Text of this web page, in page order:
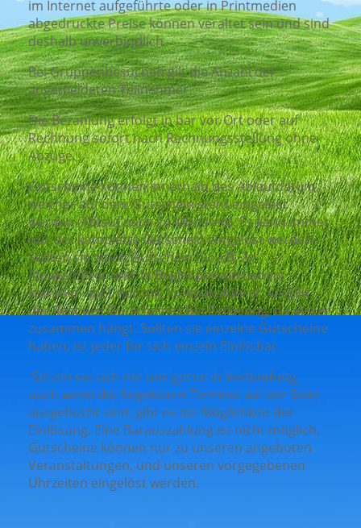
im Internet aufgeführte oder in Printmedien
abgedruckte Preise können veraltet sein und sind
deshalb unverbindlich
Bei Gruppenbesuchen gilt die Anzahl der
angemeldeten Teilnehmer
Die Bezahlung erfolgt in bar vor Ort oder auf
Rechnung sofort nach Rechnungsstellung ohne
Abzüge.
Gutscheine können innerhalb des Ablaufdatum,
welcher auf dem Gutschein steht eingelöst
werden (Ablauf nach 24 Monaten). Es kann immer
nur der komplette Gutschein eingelöst werden.
Sollten sie einen Gutschein für z.B. 2x
Alpakaführer und 1x Begleitperson haben,
kommen aber nur mit 1x Alpakaführer, verfällt
der Rest des Gutscheines bei Einlösung, da dieser
zusammen hängt. Sollten sie einzelne Gutscheine
haben, ist jeder für sich einzeln Einlösbar.
Setzen sie sich mit uns gerne in Verbindung,
auch wenn die Angeboten Termine auf der Seite
ausgebucht sind, gibt es die Möglichkeit der
Einlösung. Eine Barauszahlung ist nicht möglich.
Gutscheine können nur zu unseren angeboten
Veranstaltungen, und unseren vorgegebenen
Uhrzeiten eingelöst werden.